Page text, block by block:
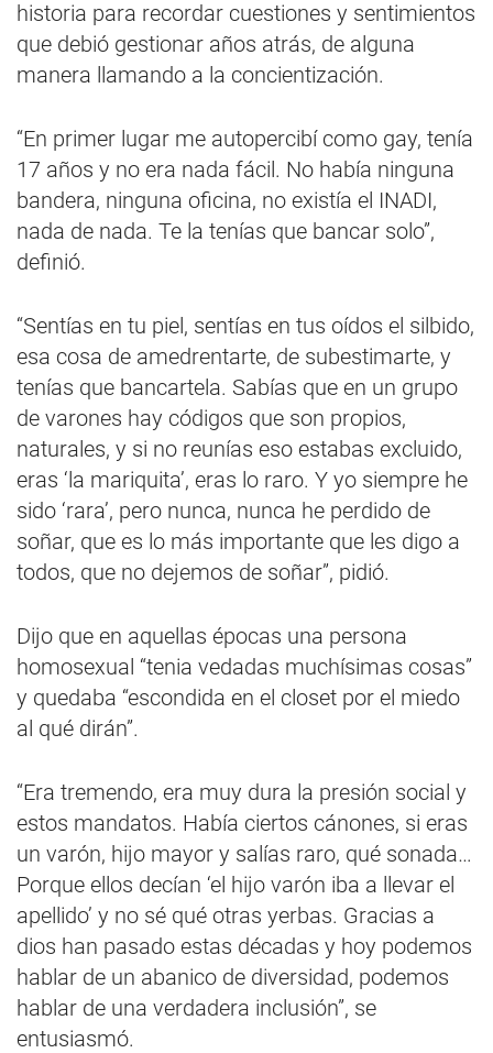
historia para recordar cuestiones y sentimientos
que debió gestionar años atrás, de alguna
manera llamando a la concientización.
“En primer lugar me autopercibí como gay, tenía
17 años y no era nada fácil. No había ninguna
bandera, ninguna oficina, no existía el INADI,
nada de nada. Te la tenías que bancar solo”,
definió.
“Sentías en tu piel, sentías en tus oídos el silbido,
esa cosa de amedrentarte, de subestimarte, y
tenías que bancartela. Sabías que en un grupo
de varones hay códigos que son propios,
naturales, y si no reunías eso estabas excluido,
eras ‘la mariquita’, eras lo raro. Y yo siempre he
sido ‘rara’, pero nunca, nunca he perdido de
soñar, que es lo más importante que les digo a
todos, que no dejemos de soñar”, pidió.
Dijo que en aquellas épocas una persona
homosexual “tenia vedadas muchísimas cosas”
y quedaba “escondida en el closet por el miedo
al qué dirán”.
“Era tremendo, era muy dura la presión social y
estos mandatos. Había ciertos cánones, si eras
un varón, hijo mayor y salías raro, qué sonada…
Porque ellos decían ‘el hijo varón iba a llevar el
apellido’ y no sé qué otras yerbas. Gracias a
dios han pasado estas décadas y hoy podemos
hablar de un abanico de diversidad, podemos
hablar de una verdadera inclusión”, se
entusiasmó.